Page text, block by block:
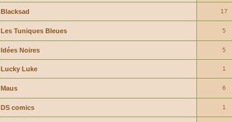
Blacksad 17
Les Tuniques Bleues 5
Idées Noires 5
Lucky Luke 1
Maus 6
DS comics 1